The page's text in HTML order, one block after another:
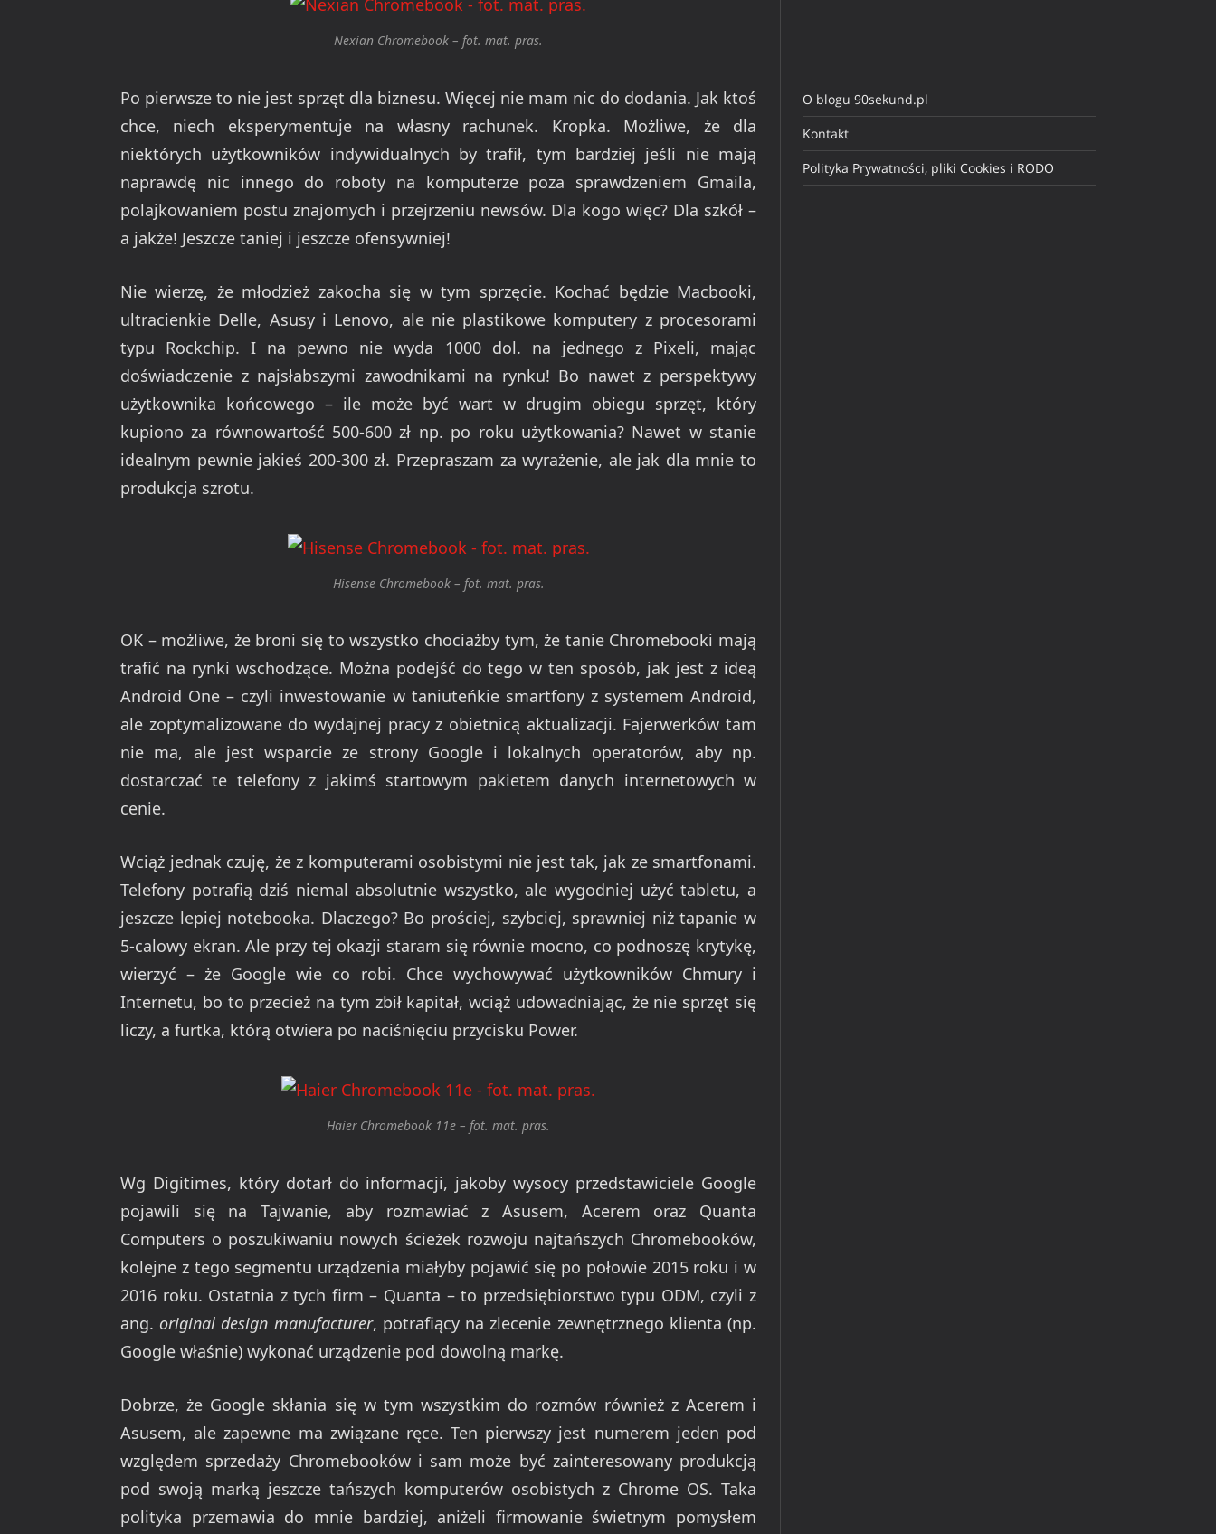
Nexian Chromebook – fot. mat. pras.
Po pierwsze to nie jest sprzęt dla biznesu. Więcej nie mam nic do dodania. Jak ktoś
chce, niech eksperymentuje na własny rachunek. Kropka. Możliwe, że dla
niektórych użytkowników indywidualnych by trafił, tym bardziej jeśli nie mają
naprawdę nic innego do roboty na komputerze poza sprawdzeniem Gmaila,
polajkowaniem postu znajomych i przejrzeniu newsów. Dla kogo więc? Dla szkół –
a jakże! Jeszcze taniej i jeszcze ofensywniej!
Nie wierzę, że młodzież zakocha się w tym sprzęcie. Kochać będzie Macbooki,
ultracienkie Delle, Asusy i Lenovo, ale nie plastikowe komputery z procesorami
typu Rockchip. I na pewno nie wyda 1000 dol. na jednego z Pixeli, mając
doświadczenie z najsłabszymi zawodnikami na rynku! Bo nawet z perspektywy
użytkownika końcowego – ile może być wart w drugim obiegu sprzęt, który
kupiono za równowartość 500-600 zł np. po roku użytkowania? Nawet w stanie
idealnym pewnie jakieś 200-300 zł. Przepraszam za wyrażenie, ale jak dla mnie to
produkcja szrotu.
Hisense Chromebook – fot. mat. pras.
OK – możliwe, że broni się to wszystko chociażby tym, że tanie Chromebooki mają
trafić na rynki wschodzące. Można podejść do tego w ten sposób, jak jest z ideą
Android One – czyli inwestowanie w taniuteńkie smartfony z systemem Android,
ale zoptymalizowane do wydajnej pracy z obietnicą aktualizacji. Fajerwerków tam
nie ma, ale jest wsparcie ze strony Google i lokalnych operatorów, aby np.
dostarczać te telefony z jakimś startowym pakietem danych internetowych w
cenie.
Wciąż jednak czuję, że z komputerami osobistymi nie jest tak, jak ze smartfonami.
Telefony potrafią dziś niemal absolutnie wszystko, ale wygodniej użyć tabletu, a
jeszcze lepiej notebooka. Dlaczego? Bo prościej, szybciej, sprawniej niż tapanie w
5-calowy ekran. Ale przy tej okazji staram się równie mocno, co podnoszę krytykę,
wierzyć – że Google wie co robi. Chce wychowywać użytkowników Chmury i
Internetu, bo to przecież na tym zbił kapitał, wciąż udowadniając, że nie sprzęt się
liczy, a furtka, którą otwiera po naciśnięciu przycisku Power.
Haier Chromebook 11e – fot. mat. pras.
Wg Digitimes, który dotarł do informacji, jakoby wysocy przedstawiciele Google
pojawili się na Tajwanie, aby rozmawiać z Asusem, Acerem oraz Quanta
Computers o poszukiwaniu nowych ścieżek rozwoju najtańszych Chromebooków,
kolejne z tego segmentu urządzenia miałyby pojawić się po połowie 2015 roku i w
2016 roku. Ostatnia z tych firm – Quanta – to przedsiębiorstwo typu ODM, czyli z
ang. original design manufacturer, potrafiący na zlecenie zewnętrznego klienta (np.
Google właśnie) wykonać urządzenie pod dowolną markę.
Dobrze, że Google skłania się w tym wszystkim do rozmów również z Acerem i
Asusem, ale zapewne ma związane ręce. Ten pierwszy jest numerem jeden pod
względem sprzedaży Chromebooków i sam może być zainteresowany produkcją
pod swoją marką jeszcze tańszych komputerów osobistych z Chrome OS. Taka
polityka przemawia do mnie bardziej, aniżeli firmowanie świetnym pomysłem
O blogu 90sekund.pl
Kontakt
Polityka Prywatności, pliki Cookies i RODO